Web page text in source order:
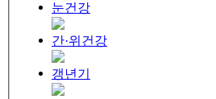
눈건강
간·위건강
갱년기